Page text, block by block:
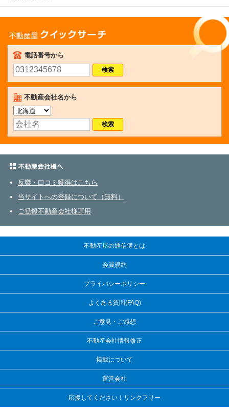
不動産屋クイックサーチ
電話番号から
不動産会社名から
反響・口コミ獲得はこちら
当サイトへの登録について（無料）
ご登録不動産会社様専用
不動産屋の通信簿とは
会員規約
プライバシーポリシー
よくある質問(FAQ)
ご意見・ご感想
不動産会社情報修正
掲載について
運営会社
応援してください！リンクフリー